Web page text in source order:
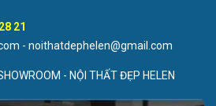
21
- noithatdephelen@gmail.com
- NỘI THẤT ĐẸP HELEN